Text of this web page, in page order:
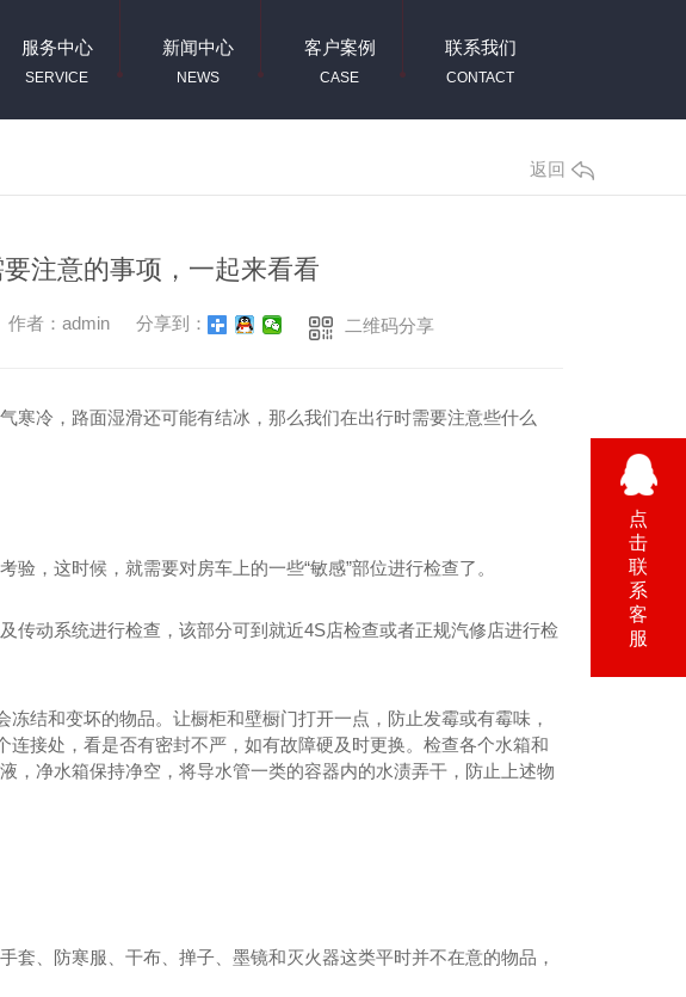
服务中心
SERVICE
新闻中心
NEWS
客户案例
CASE
联系我们
CONTACT
返回
注意的事项，一起来看看
者：admin 分享到： 二维码分享
寒冷，路面湿滑还可能有结冰，那么我们在出行时需要注意些什么
，这时候，就需要对房车上的一些“敏感”部位进行检查了。
传动系统进行检查，该部分可到就近4S店检查或者正规汽修店进行检
结和变坏的物品。让橱柜和壁橱门打开一点，防止发霉或有霉味，
接处，看是否有密封不严，如有故障硬及时更换。检查各个水箱和
，净水箱保持净空，将导水管一类的容器内的水渍弄干，防止上述物
套、防寒服、干布、掸子、墨镜和灭火器这类平时并不在意的物品，
点
击
联
系
客
服